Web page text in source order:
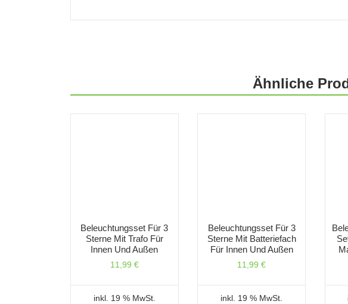
Ähnliche
Beleuchtungsset Für 3
Sterne Mit Trafo Für
Innen Und Außen
11,99 €
inkl. 19 % MwSt.
Beleuchtungsset Für 3
Sterne Mit Batteriefach
Für Innen Und Außen
11,99€
inkl. 19 % MwSt.